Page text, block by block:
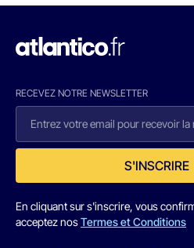
RECEVEZ NOTRE NEWSLETTER
S'INSCRIRE
En cliquant sur s'inscrire, vous
acceptez nosTermes et Conditions